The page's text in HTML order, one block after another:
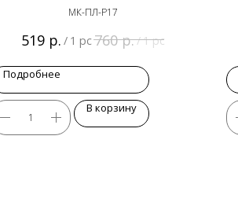
МК-ПЛ-Р17
519 р. / 1 pc760 р./1 pc
Подробнее
В корзину